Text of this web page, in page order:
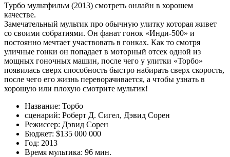
Турбо мультфильм (2013) смотреть онлайн в хорошем
качестве.
Замечательный мультик про обычную улитку которая живет
со своими собратиями. Он фанат гонок «Инди-500» и
постоянно мечтает участвовать в гонках. Как то смотря
уличные гонки он попадает в моторный отсек одной из
мощных гоночных машин, после чего у улитки «Торбо»
появилась сверх способность быстро набирать сверх скорость,
после чего его жизнь переворачивается, а чтобы узнать в
хорошую или плохую смотрите мультик!
Название: Торбо
сценарий: Роберт Д. Сигел, Дэвид Сорен
Режиссер: Дэвид Сорен
Бюджет: $135 000 000
Год: 2013
Время мультика: 96 мин.